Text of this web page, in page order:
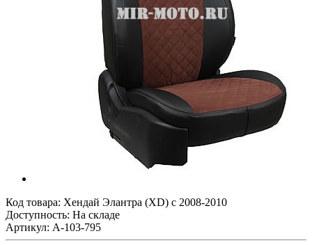
Код товара: Хендай Элантра (XD) с 2008-2010
Доступность: На складе
Артикул: A-103-795